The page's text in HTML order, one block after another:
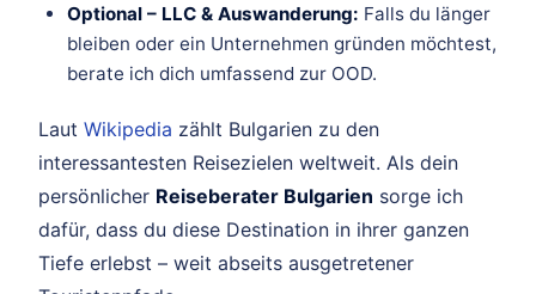
Optional – LLC & Auswanderung: Falls du länger
bleiben oder ein Unternehmen gründen möchtest,
berate ich dich umfassend zur OOD.
Laut Wikipedia zählt Bulgarien zu den
interessantesten Reisezielen weltweit. Als dein
persönlicher Reiseberater Bulgarien sorge ich
dafür, dass du diese Destination in ihrer ganzen
Tiefe erlebst – weit abseits ausgetretener